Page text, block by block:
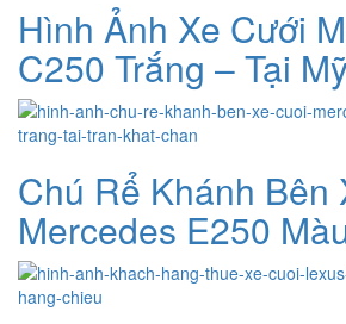
Hình Ảnh Xe Cưới
C250 Trắng – Tại
Chú Rể Khánh Bên
Mercedes E250